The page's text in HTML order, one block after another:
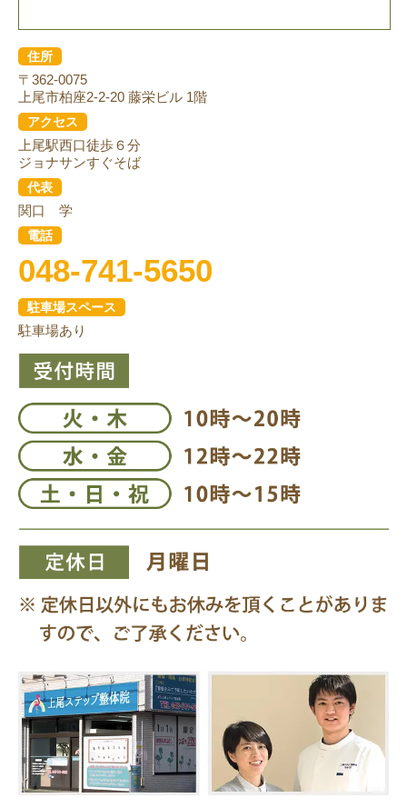
住所
〒362-0075
上尾市柏座2-2-20 藤栄ビル 1階
アクセス
上尾駅西口徒歩６分
ジョナサンすぐそば
代表
関口 学
電話
048-741-5650
駐車場スペース
駐車場あり